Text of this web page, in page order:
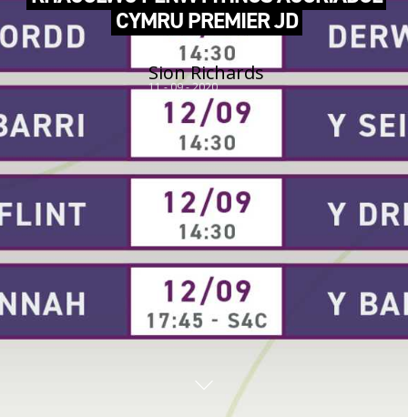
CYMRU PREMIER JD
Sion Richards
11 - 09 - 2020